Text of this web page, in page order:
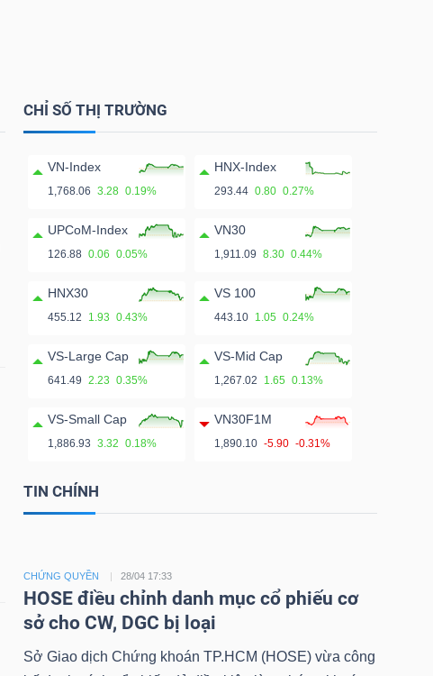
CHỈ SỐ THỊ TRƯỜNG
VN-Index
1,768.06 3.28 0.19%
HNX-Index
293.44 0.80 0.27%
UPCoM-Index
126.88 0.06 0.05%
VN30
1,911.09 8.30 0.44%
HNX30
455.12 1.93 0.43%
VS 100
443.10 1.05 0.24%
VS-Large Cap
641.49 2.23 0.35%
VS-Mid Cap
1,267.02 1.65 0.13%
VS-Small Cap
1,886.93 3.32 0.18%
VN30F1M
1,890.10 -5.90 -0.31%
TIN CHÍNH
CHỨNG QUYỀN 28/04 17:33
HOSE điều chỉnh danh mục cổ phiếu cơ
sở cho CW, DGC bị loại
Sở Giao dịch Chứng khoán TP.HCM (HOSE) vừa công